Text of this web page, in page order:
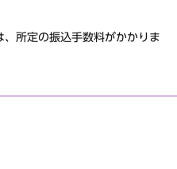
所定の振込手数料がかかりま